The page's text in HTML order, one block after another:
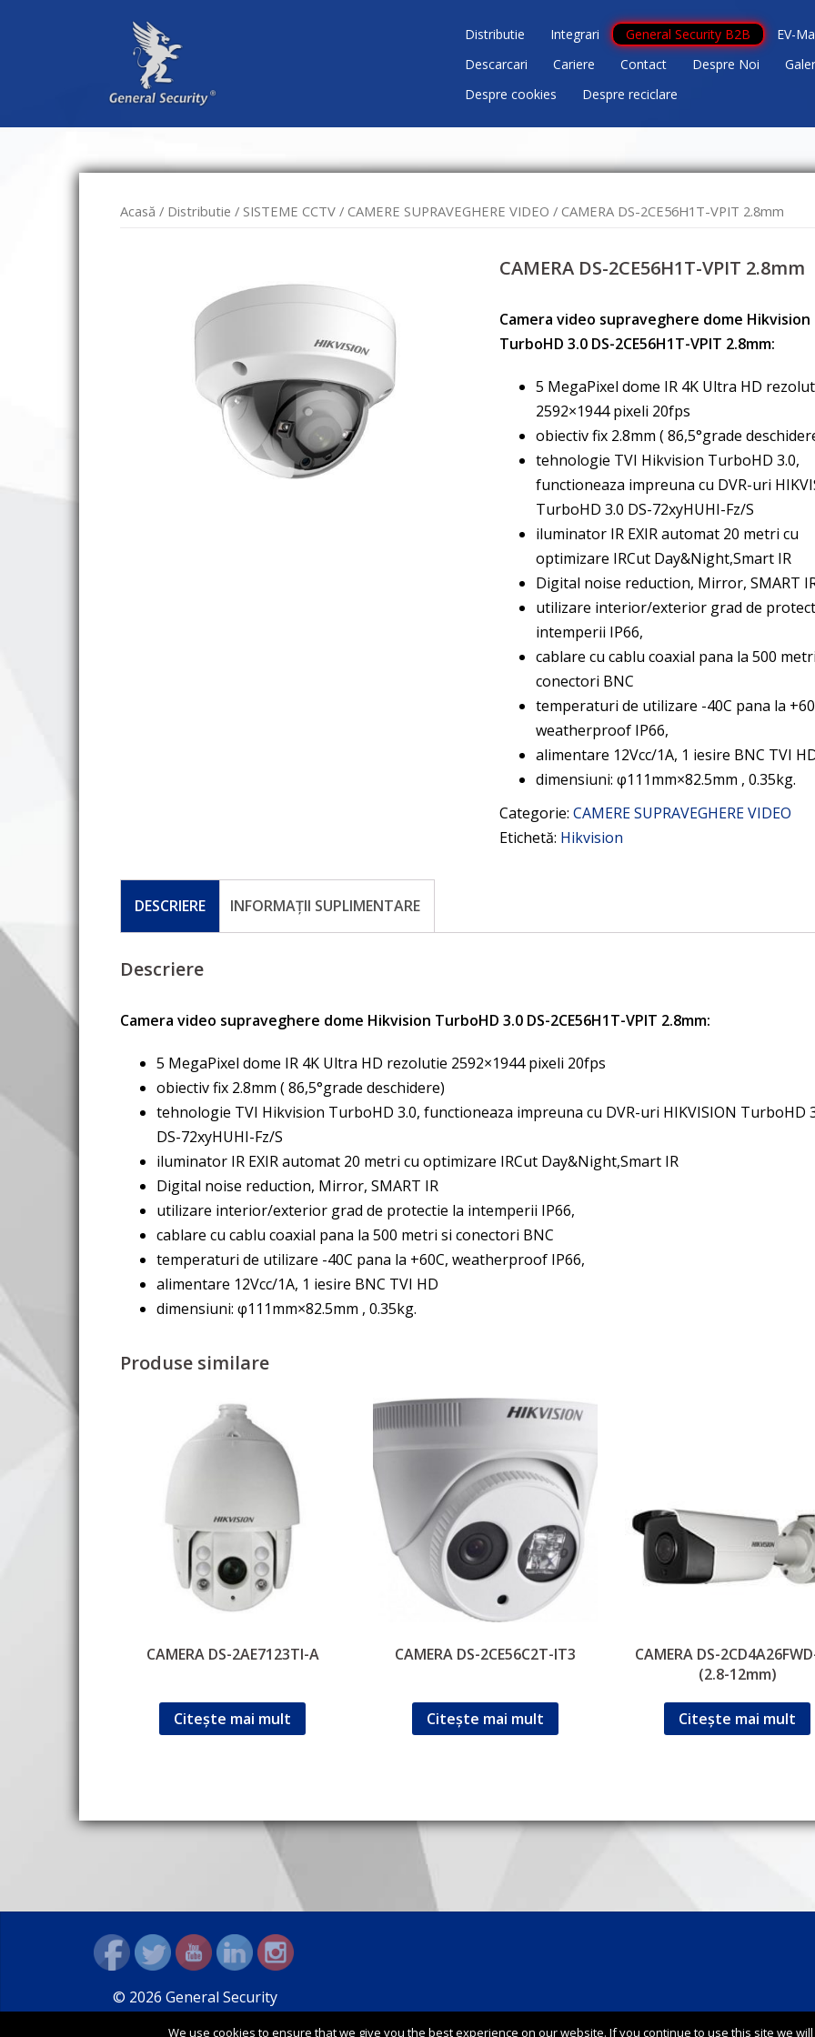
Distributie Integrari General Security B2B
EV-
Descarcari
Cariere Contact Despre Noi
Despre cookies
Despre reciclare
Acasă / Distributie / SISTEME CCTV / CAMERE SUPRAVEGHERE VIDEO / CAMERA DS-2CE56H1T-VPIT 2.8mm
CAMERA DS-2CE56H1T-VPIT 2.8mm
Camera video supraveghere dome Hikvision
TurboHD 3.0 DS-2CE56H1T-VPIT 2.8mm:
5 MegaPixel dome IR 4K Ultra HD
2592×1944 pixeli 20fps
obiectiv fix 2.8mm ( 86,5°grade
tehnologie TVI Hikvision TurboHD 3.0,
functioneaza impreuna cu DVR-uri
TurboHD 3.0 DS-72xyHUHI-Fz/S
iluminator IR EXIR automat 20 metri cu
optimizare IRCut Day&Night,Smart IR
Digital noise reduction, Mirror, SMART
utilizare interior/exterior grad de
intemperii IP66,
cablare cu cablu coaxial pana la 500
conectori BNC
temperaturi de utilizare -40C pana la
weatherproof IP66,
alimentare 12Vcc/1A, 1 iesire BNC TVI
dimensiuni: φ111mm×82.5mm , 0.35kg.
Categorie:CAMERE SUPRAVEGHERE VIDEO
Etichetă: Hikvision
DESCRIERE INFORMAȚII SUPLIMENTARE
Descriere
Camera video supraveghere dome Hikvision TurboHD 3.0 DS-2CE56H1T-VPIT 2.8mm:
5 MegaPixel dome IR 4K Ultra HD rezolutie 2592×1944 pixeli 20fps
obiectiv fix 2.8mm ( 86,5°grade deschidere)
tehnologie TVI Hikvision TurboHD 3.0, functioneaza impreuna cu DVR-uri HIKVISION TurboHD
DS-72xyHUHI-Fz/S
iluminator IR EXIR automat 20 metri cu optimizare IRCut Day&Night,Smart IR
Digital noise reduction, Mirror, SMART IR
utilizare interior/exterior grad de protectie la intemperii IP66,
cablare cu cablu coaxial pana la 500 metri si conectori BNC
temperaturi de utilizare -40C pana la +60C, weatherproof IP66,
alimentare 12Vcc/1A, 1 iesire BNC TVI HD
dimensiuni: φ111mm×82.5mm , 0.35kg.
Produse similare
CAMERA DS-2AE7123TI-A
Citește mai mult
CAMERA DS-2CE56C2T-IT3
Citește mai mult
CAMERA DS-
(2.8-12mm)
Citește mai mult
© 2026 General Security
We use cookies to ensure that we give you the best experience on our website. If you continue to use this site we